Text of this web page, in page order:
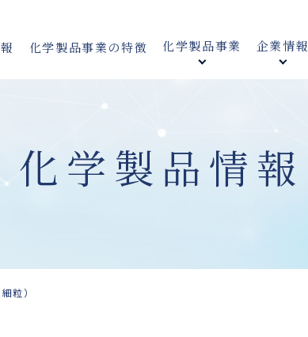
化学製品事業の特徴 化学製品事業 企業情報
化学製品情報
粒）